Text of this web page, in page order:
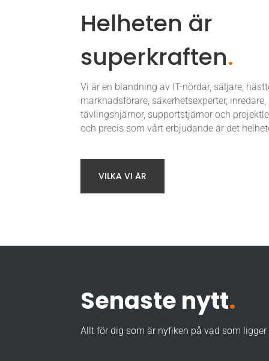
Helheten är
superkraften.
Vi är en blandning av IT-nördar, säljare,
marknadsförare, säkerhetsexperter, inredare,
tävlingshjärnor, supportstjärnor och
och precis som vårt erbjudande är det
VILKA VI ÄR
Senaste nytt.
Allt för dig som är nyfiken på vad som